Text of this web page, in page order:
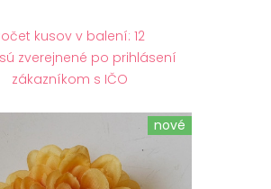
kusov v balení: 12
zverejnené po prihlásení
zákazníkom s IČO
nové